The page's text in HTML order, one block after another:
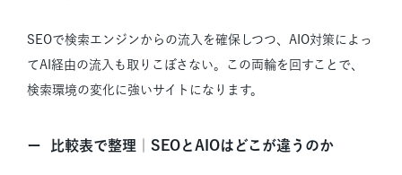
SEOで検索エンジンからの流入を確保しつつ、AIO対策によっ
てAI経由の流入も取りこぼさない。この両輪を回すことで、
検索環境の変化に強いサイトになります。
比較表で整理｜SEOとAIOはどこが違うのか